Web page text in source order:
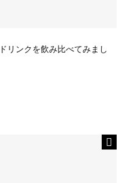
リンクを飲み比べてみまし